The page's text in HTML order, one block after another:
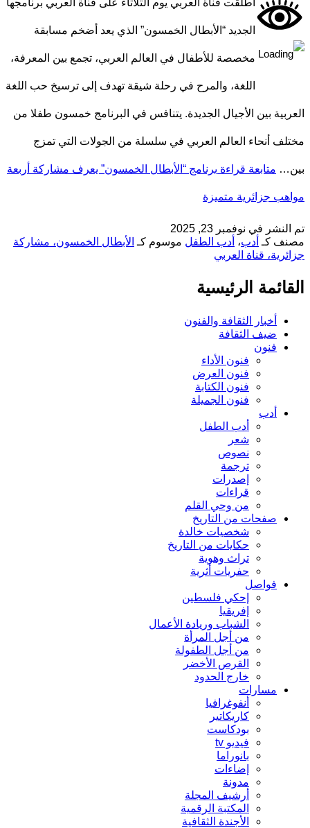
الجديد “الأبطال الخمسون” الذي يعد أضخم مسابقة
مخصصة للأطفال في العالم العربي، تجمع بين المعرفة،
اللغة، والمرح في رحلة شيقة تهدف إلى ترسيخ حب اللغة
العربية بين الأجيال الجديدة. يتنافس في البرنامج خمسون طفلا من
مختلف أنحاء العالم العربي في سلسلة من الجولات التي تمزج
بين… متابعة قراءة برنامج “الأبطال الخمسون” يعرف مشاركة أربعة
مواهب جزائرية متميزة
تم النشر في نوفمبر 23, 2025
مصنف كـ أدب، أدب الطفل موسوم كـ الأبطال الخمسون، مشاركة
جزائرية، قناة العربي
القائمة الرئيسية
أخبار الثقافة والفنون
ضيف الثقافة
فنون
فنون الأداء
فنون العرض
فنون الكتابة
فنون الجميلة
أدب
أدب الطفل
شعر
نصوص
ترجمة
إصدرات
قراءات
من وحي القلم
صفحات من التاريخ
شخصيات خالدة
حكايات من التاريخ
تراث وهوية
حفريات أثرية
فواصل
إحكي فلسطين
إفريقيا
الشباب وريادة الأعمال
من أجل المرأة
من أجل الطفولة
القرص الأخضر
خارج الحدود
مسارات
أنفوغرافيا
كاريكاتير
بودكاست
فيديو tv
بانوراما
إضاءات
مدونة
أرشيف المجلة
المكتبة الرقمية
الأجندة الثقافية